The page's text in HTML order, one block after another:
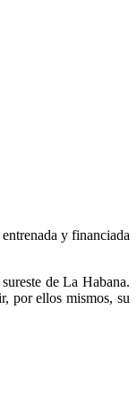
y financiada
de La Habana.
por ellos mismos, su